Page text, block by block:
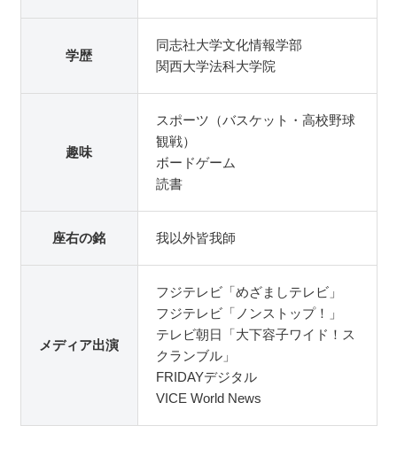
学歴
同志社大学文化情報学部
関西大学法科大学院
趣味
スポーツ（バスケット・高校野球
観戦）
ボードゲーム
読書
座右の銘 我以外皆我師
メディア出演
フジテレビ「めざましテレビ」
フジテレビ「ノンストップ！」
テレビ朝日「大下容子ワイド！ス
クランブル」
FRIDAYデジタル
VICE World News